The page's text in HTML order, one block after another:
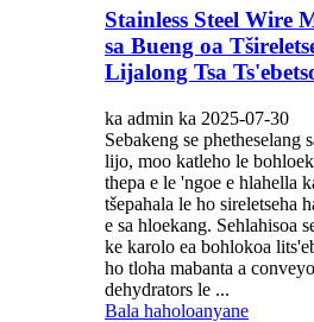
Stainless Steel Wire
sa Bueng oa
Lijalong Tsa
ka admin ka 2025-07-30
Sebakeng se phetheselang
lijo, moo katleho le
thepa e le 'ngoe e hlahella
tšepahala le ho sireletseha
e sa hloekang. Sehlahisoa
ke karolo ea bohlokoa
ho tloha mabanta a
dehydrators le ...
Bala haholoanyane